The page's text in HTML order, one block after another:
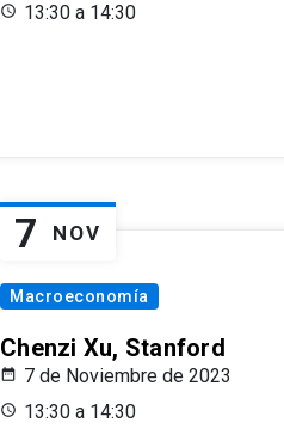
13:30 a 14:30
7 NOV
Macroeconomía
Chenzi Xu, Stanford
7 de Noviembre de 2023
13:30 a 14:30